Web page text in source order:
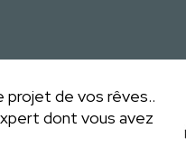
projet de vos rêves..
dont vous avez